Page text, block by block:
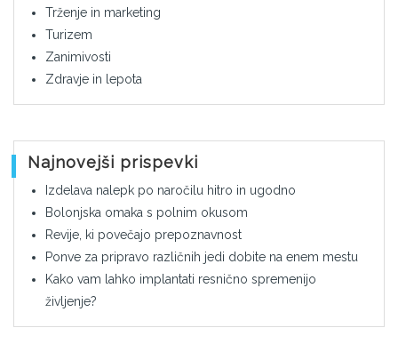
Trženje in marketing
Turizem
Zanimivosti
Zdravje in lepota
Najnovejši prispevki
Izdelava nalepk po naročilu hitro in ugodno
Bolonjska omaka s polnim okusom
Revije, ki povečajo prepoznavnost
Ponve za pripravo različnih jedi dobite na enem mestu
Kako vam lahko implantati resnično spremenijo
življenje?